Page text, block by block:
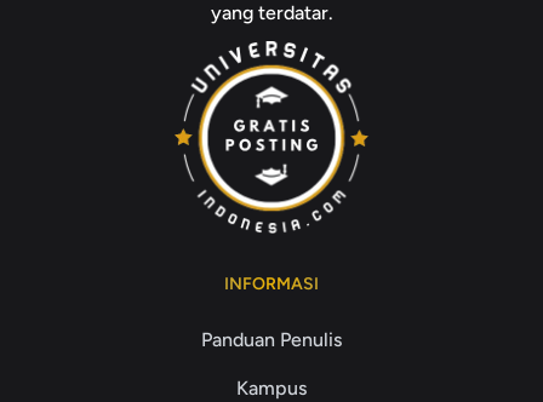
yang terdatar.
INFORMASI
Panduan Penulis
Kampus